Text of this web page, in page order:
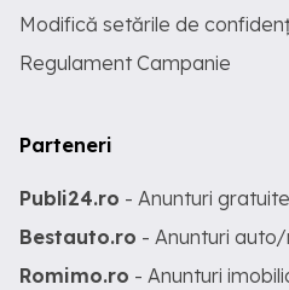
Modifică setările de
Regulament Campanie
Parteneri
Publi24.ro - Anunturi gratuite
Bestauto.ro - Anunturi
Romimo.ro - Anunturi